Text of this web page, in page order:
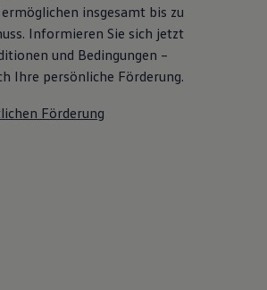
insgesamt bis zu
Informieren Sie sich jetzt
und Bedingungen –
Ihre persönliche Förderung.
Förderung